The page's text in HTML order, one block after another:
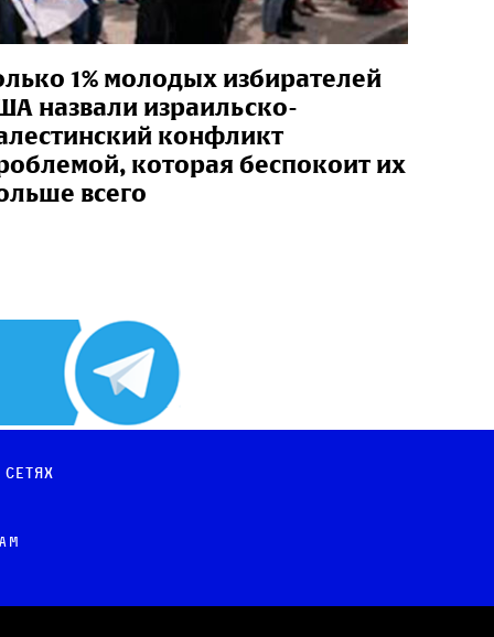
1% молодых избирателей
назвали израильско-
конфликт
которая беспокоит их
всего